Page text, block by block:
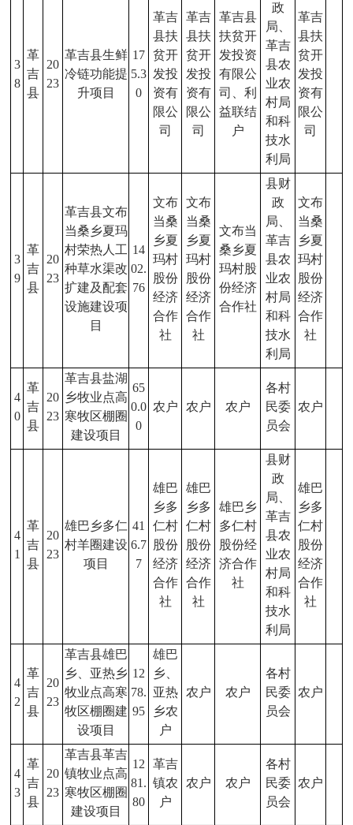
3
8
革
吉
县
20
23
革吉县生鲜
冷链功能提
升项目
17
5.3
0
革吉
县扶
贫开
发投
资有
限公
司
革吉
县扶
贫开
发投
资有
限公
司
革吉县
扶贫开
发投资
有限公
司、利
益联结
户
政
局、
革吉
县农
业农
村局
和科
技水
利局
革吉
县扶
贫开
发投
资有
限公
司
3
9
革
吉
县
20
23
革吉县文布
当桑乡夏玛
村荣热人工
种草水渠改
扩建及配套
设施建设项
目
14
02.
76
文布
当桑
乡夏
玛村
股份
经济
合作
社
文布
当桑
乡夏
玛村
股份
经济
合作
社
文布当
桑乡夏
玛村股
份经济
合作社
县财
政
局、
革吉
县农
业农
村局
和科
技水
利局
文布
当桑
乡夏
玛村
股份
经济
合作
社
4
0
革
吉
县
20
23
革吉县盐湖
乡牧业点高
寒牧区棚圈
建设项目
65
0.0
0
农户 农户 农户
各村
民委
员会
农户
4
1
革
吉
县
20
23
雄巴乡多仁
村羊圈建设
项目
41
6.7
7
雄巴
乡多
仁村
股份
经济
合作
社
雄巴
乡多
仁村
股份
经济
合作
社
雄巴乡
多仁村
股份经
济合作
社
县财
政
局、
革吉
县农
业农
村局
和科
技水
利局
雄巴
乡多
仁村
股份
经济
合作
社
4
2
革
吉
县
20
23
革吉县雄巴
乡、亚热乡
牧业点高寒
牧区棚圈建
设项目
12
78.
95
雄巴
乡、
亚热
乡农
户
农户 农户
各村
民委
员会
农户
4
3
革
吉
县
20
23
革吉县革吉
镇牧业点高
寒牧区棚圈
建设项目
12
81.
80
革吉
镇农
户
农户 农户
各村
民委
员会
农户